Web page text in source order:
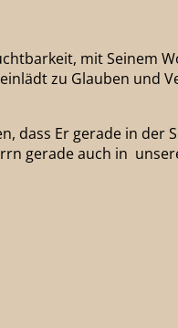
mit Seinem
zu Glauben und
dass Er gerade in der
gerade auch in